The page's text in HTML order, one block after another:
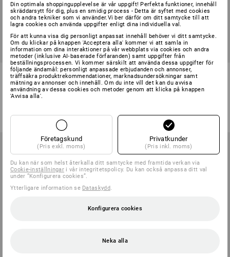
Allroundskor e.s. Corvids II
low, barn
4 färger
(inkl. moms) från 3 Par
Allroundskor e.s. Apate II mid,
barn
(inkl. moms) från 3 Par
Din optimala shoppingupplevelse är vår uppgift! Perfekta funktioner, innehåll
skräddarsytt för dig, plus en smidig process - Detta är syftet med cookies
och andra tekniker som vi använder.Vi ber därför om ditt samtycke till att
lagra cookies och använda uppgifter enligt dina individuella val.
För att kunna visa dig personligt anpassat innehåll behöver vi ditt samtycke.
Om du klickar på knappen 'Acceptera alla' kommer vi att samla in
information om dina interaktioner på vår webbplats via cookies och andra
metoder (inklusive AI‑baserade förfaranden) samt uppgifter från
beställningsprocessen. Vi kommer särskilt att använda dessa uppgifter för
följande ändamål: personligt anpassade erbjudanden och annonser,
träffsäkra produktrekommendationer, marknadsundersökningar samt
mätning av annonser och innehåll. Om du inte vill det kan du avvisa
användning av dessa cookies och metoder genom att klicka på knappen
'Avvisa alla'.
Företagskund
(Pris exkl. moms)
Privatkunder
(Pris inkl. moms)
Du kan när som helst återkalla ditt samtycke med framtida verkan via
Cookie-inställningar i vår integritetspolicy. Du kan också anpassa ditt val
under ”Konfigurera cookies”.
Ytterligare information se Dataskydd.
Konfigurera cookies
Neka alla